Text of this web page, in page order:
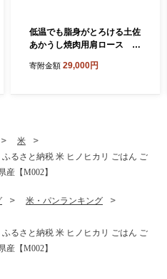
低温でも脂身がとろける土佐
あかうし焼肉用肩ロース 5
レイン酸 高知県産
寄附金額 29,000円
米
るさと納税 米 ヒノヒカリ ごはん ご
【M002】
米・パンランキング
るさと納税 米 ヒノヒカリ ごはん ご
【M002】